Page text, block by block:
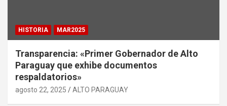
HISTORIA MAR2025
Transparencia: «Primer Gobernador de Alto
Paraguay que exhibe documentos
respaldatorios»
agosto 22, 2025 ALTO PARAGUAY